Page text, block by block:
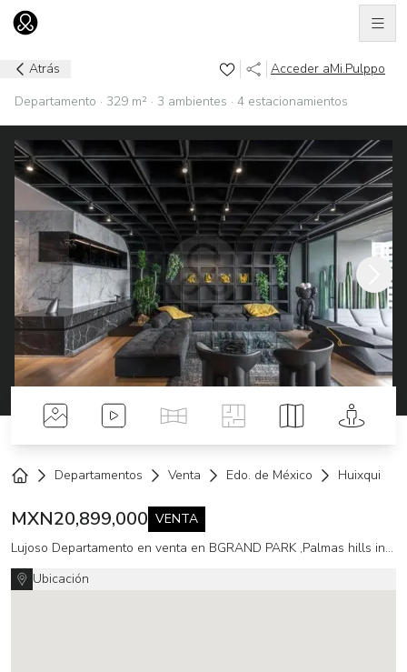
Ir al home
Atrás Acceder aMi.Pulppo
Departamento · 329 m² · 3 ambientes · 4 estacionamientos
Fotos Videos Tour VirtualPlanos Mapa Street
Departamentos Venta Edo. de México
MXN20,899,000 VENTA
Lujoso Departamento en venta en BGRAND PARK ,Palmas hills interlomas
Ubicación